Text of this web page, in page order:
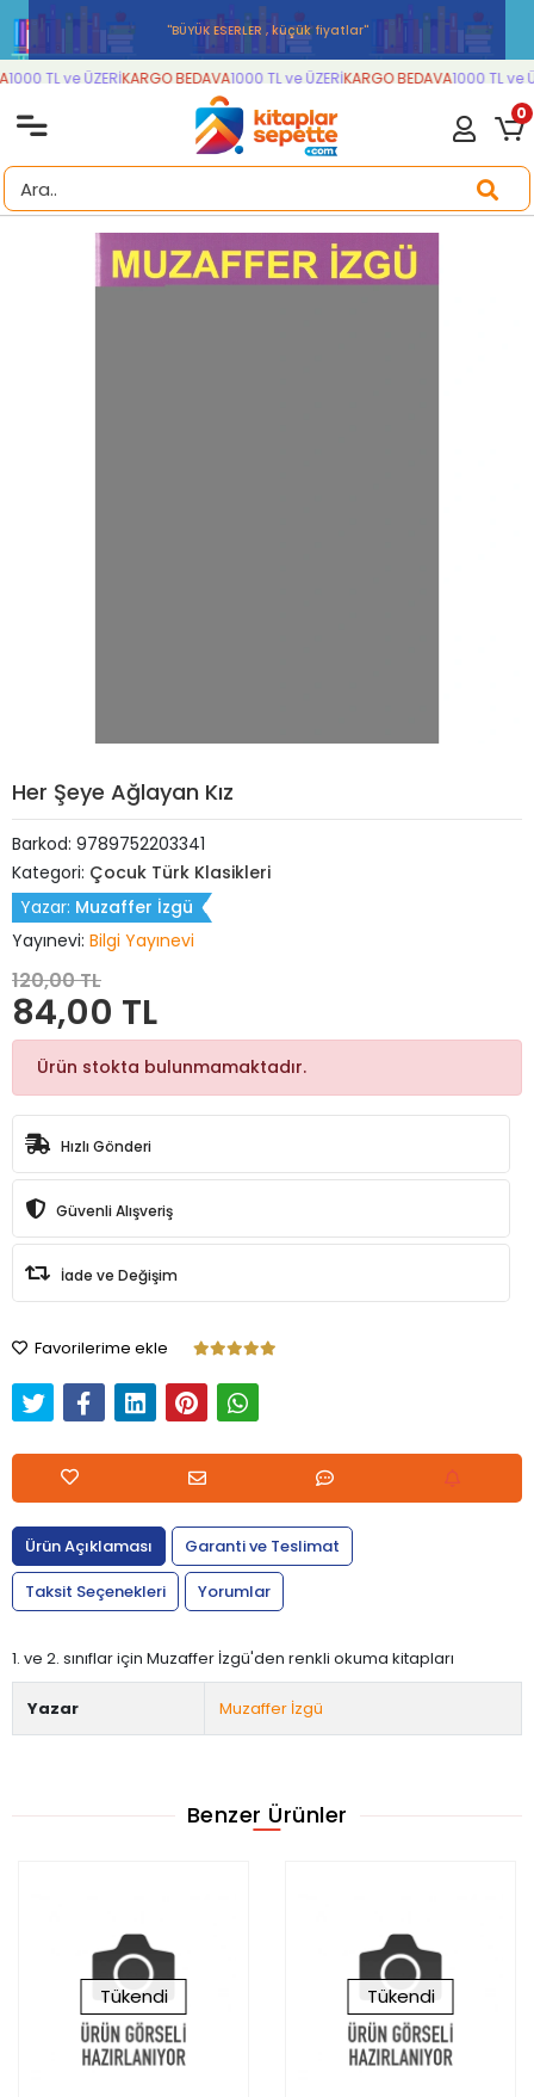
''BÜYÜK ESERLER , küçük fiyatlar''
1000 TL ve ÜZERİKARGO BEDAVA1000 TL ve ÜZERİKARGO BEDAVA1000 TL ve
0
Her Şeye Ağlayan Kız
Barkod: 9789752203341
Kategori: Çocuk Türk Klasikleri
Yazar: Muzaffer İzgü
Yayınevi: Bilgi Yayınevi
120,00 TL
84,00 TL
Ürün stokta bulunmamaktadır.
Hızlı Gönderi
Güvenli Alışveriş
İade ve Değişim
Favorilerime ekle
Ürün Açıklaması
Garanti ve Teslimat
Taksit Seçenekleri
Yorumlar
1. ve 2. sınıflar için Muzaffer İzgü'den renkli okuma kitapları
Yazar Muzaffer İzgü
Benzer Ürünler
Tükendi Tükendi